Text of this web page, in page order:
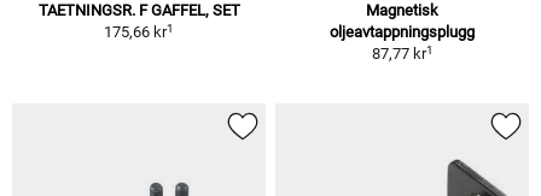
TAETNINGSR. F GAFFEL, SET
175,66 kr1
Magnetisk
oljeavtappningsplugg
87,77 kr1